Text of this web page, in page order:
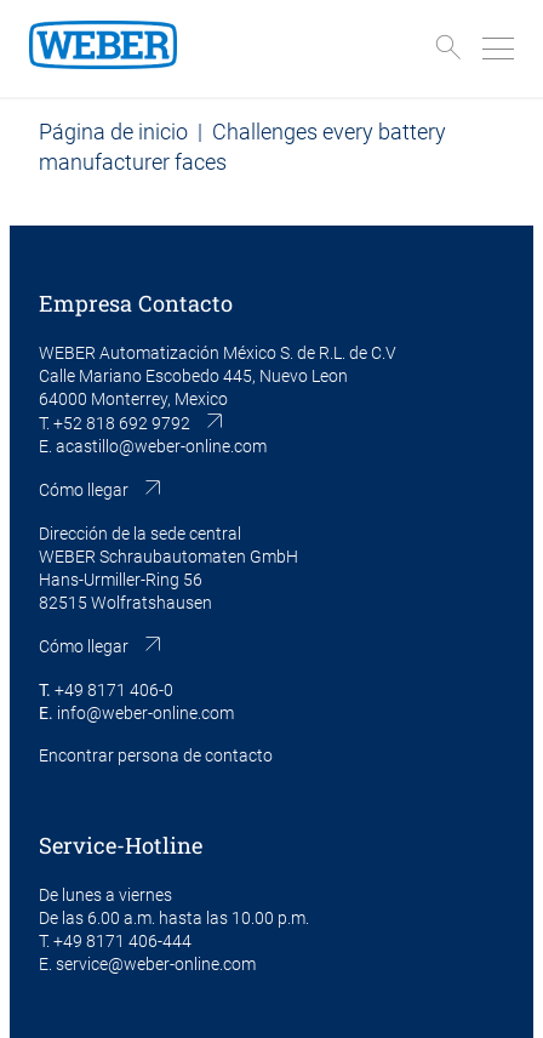
Página de inicio | Challenges every battery
manufacturer faces
Empresa Contacto
WEBER Automatización México S. de R.L. de C.V
Calle Mariano Escobedo 445, Nuevo Leon
64000 Monterrey, Mexico
T. +52 818 692 9792
E. acastillo@weber-online.com
Cómo llegar
Dirección de la sede central
WEBER Schraubautomaten GmbH
Hans-Urmiller-Ring 56
82515 Wolfratshausen
Cómo llegar
T. +49 8171 406-0
E. info@weber-online.com
Encontrar persona de contacto
Service-Hotline
De lunes a viernes
De las 6.00 a.m. hasta las 10.00 p.m.
T. +49 8171 406-444
E. service@weber-online.com